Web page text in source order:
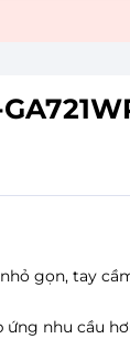
gọn, tay
ứng nhu cầu